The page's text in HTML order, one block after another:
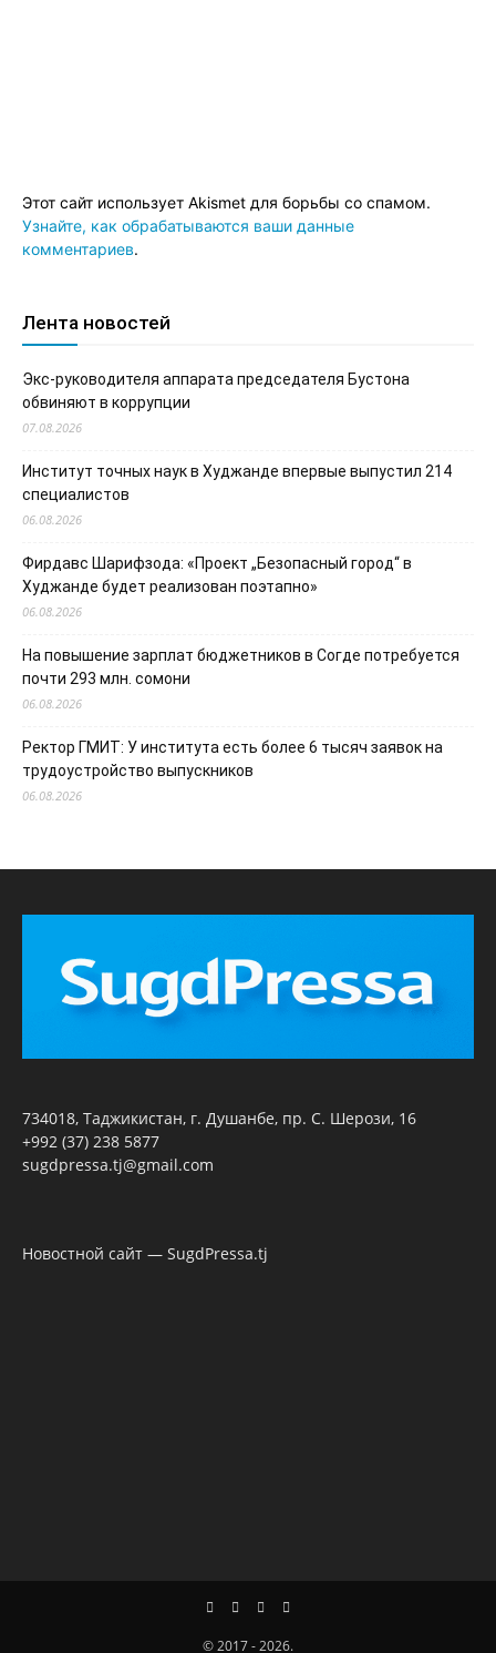
Этот сайт использует Akismet для борьбы со спамом.
Узнайте, как обрабатываются ваши данные
комментариев.
Лента новостей
Экс-руководителя аппарата председателя Бустона
обвиняют в коррупции
07.08.2026
Институт точных наук в Худжанде впервые выпустил 214
специалистов
06.08.2026
Фирдавс Шарифзода: «Проект „Безопасный город“ в
Худжанде будет реализован поэтапно»
06.08.2026
На повышение зарплат бюджетников в Согде потребуется
почти 293 млн. сомони
06.08.2026
Ректор ГМИТ: У института есть более 6 тысяч заявок на
трудоустройство выпускников
06.08.2026
734018, Таджикистан, г. Душанбе, пр. С. Шерози, 16
+992 (37) 238 5877
sugdpressa.tj@gmail.com
Новостной сайт — SugdPressa.tj
© 2017 - 2026.